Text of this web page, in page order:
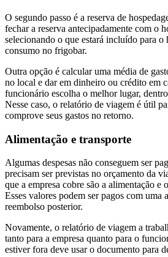
O segundo passo é a reserva de
fechar a reserva antecipadamente com o
selecionando o que estará incluído para o
consumo no frigobar.
Outra opção é calcular uma média de
no local e dar em dinheiro ou crédito em
funcionário escolha o melhor lugar,
Nesse caso, o relatório de viagem é útil
comprove seus gastos no retorno.
Alimentação e transporte
Algumas despesas não conseguem ser
precisam ser previstas no orçamento da
que a empresa cobre são a alimentação e
Esses valores podem ser pagos com uma
reembolso posterior.
Novamente, o relatório de viagem a
tanto para a empresa quanto para o
estiver fora deve usar o documento para